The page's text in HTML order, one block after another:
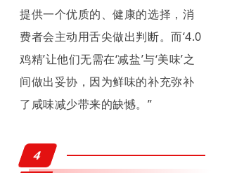
提供一个优质的、健康的选择，消
费者会主动用舌尖做出判断。而‘4.0
鸡精’让他们无需在‘减盐’与‘美味’之
间做出妥协，因为鲜味的补充弥补
了咸味减少带来的缺憾。”
4